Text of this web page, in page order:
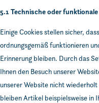
5.1 Technische oder
Einige Cookies stellen sicher,
ordnungsgemäß funktionieren
Erinnerung bleiben. Durch das
Ihnen den Besuch unserer
unserer Website nicht
bleiben Artikel beispielsweise in